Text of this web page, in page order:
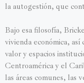
la autogestión, que
Bajo esa filosofía,
vivienda económica,
valor y espacios
Centroamérica y el
las áreas comunes, las